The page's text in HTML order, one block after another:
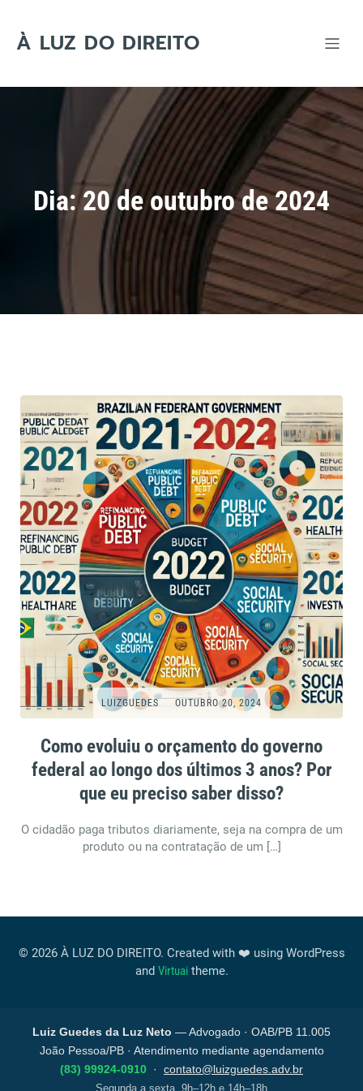
content
À LUZ DO DIREITO
Dia:20 de outubro de 2024
LUIZGUEDES OUTUBRO 20, 2024
Como evoluiu o orçamento do governo
federal ao longo dos últimos 3 anos? Por
que eu preciso saber disso?
O cidadão paga tributos diariamente, seja na compra de um
produto ou na contratação de um […]
© 2026 À LUZ DO DIREITO. Created with ❤️ using WordPress
and Virtuaitheme.
Luiz Guedes da Luz Neto — Advogado · OAB/PB 11.005
João Pessoa/PB · Atendimento mediante agendamento
(83) 99924-0910 · contato@luizguedes.adv.br
Segunda a sexta, 9h–12h e 14h–18h